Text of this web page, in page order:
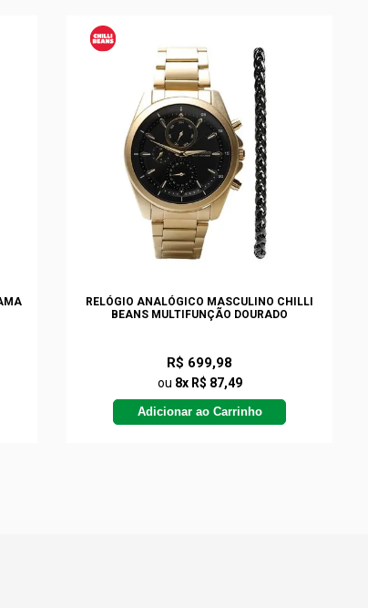
RELÓGIO ANALÓGICO MASCULINO CHILLI
BEANS MULTIFUNÇÃO DOURADO
R$ 699,98
ou 8x R$ 87,49
Adicionar ao Carrinho